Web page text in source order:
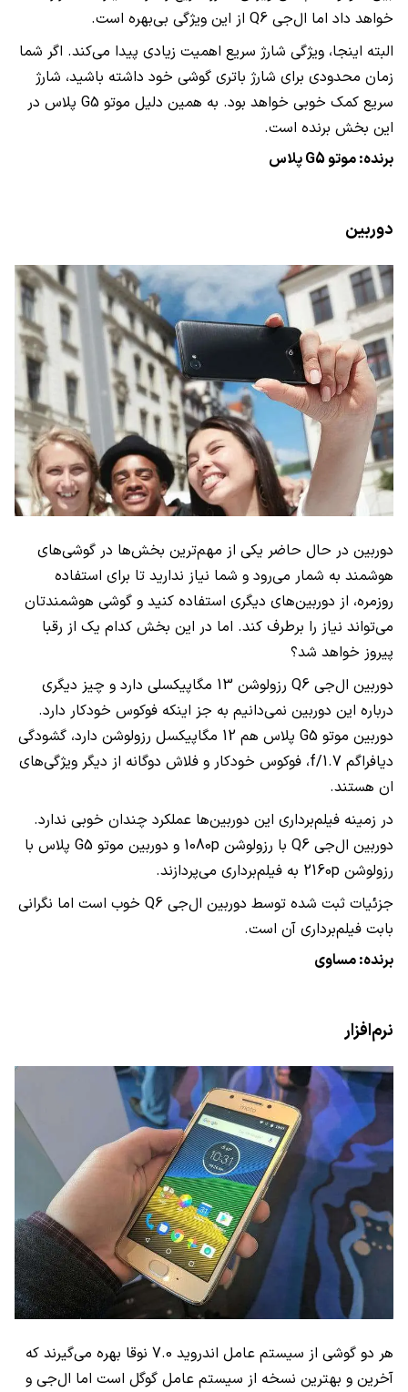
خواهد داد اما ال‌جی Q6 از این ویژگی بی‌بهره است.
البته اینجا، ویژگی شارژ سریع اهمیت زیادی پیدا می‌کند. اگر شما
زمان محدودی برای شارژ باتری گوشی خود داشته باشید، شارژ
سریع کمک خوبی خواهد بود. به همین دلیل موتو G5 پلاس در
این بخش برنده است.
برنده: موتوG5پلاس
دوربین
دوربین در حال حاضر یکی از مهم‌ترین بخش‌ها در گوشی‌های
هوشمند به شمار می‌رود و شما نیاز ندارید تا برای استفاده
روزمره، از دوربین‌های دیگری استفاده کنید و گوشی هوشمندتان
می‌تواند نیاز را برطرف کند. اما در این بخش کدام یک از رقبا
پیروز خواهد شد؟
دوربین ال‌جی Q6
رزولوشن 13 مگاپیکسلی دارد و چیز دیگری
درباره این دوربین نمی‌دانیم به جز اینکه فوکوس خودکار دارد.
دوربین موتو G5
پلاس هم 12 مگاپیکسل رزولوشن دارد، گشودگی
دیافراگم f/1.7، فوکوس خودکار و فلاش دوگانه از دیگر ویژگی‌های
ان هستند.
در زمینه فیلم‌برداری این دوربین‌ها عملکرد چندان خوبی ندارد.
دوربین ال‌جی Q6 با رزولوشن 1080p و دوربین موتو G5 پلاس با
رزولوشن 2160p به فیلم‌برداری می‌پردازند.
جزئیات ثبت شده توسط دوربین ال‌جی Q6 خوب است اما نگرانی
بابت فیلم‌برداری آن است.
برنده: مساوی
نرم‌افزار
هر دو گوشی از سیستم عامل اندروید 7.0 نوقا بهره می‌گیرند که
آخرین و بهترین نسخه از سیستم عامل گوگل است اما ال‌جی و